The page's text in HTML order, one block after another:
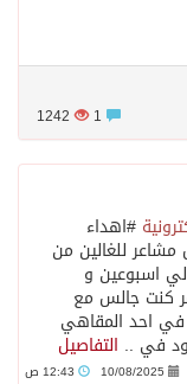
1242
‫#اهداء‬
للغالين من
اسبوعين و
كنت جالس مع
احد المقاهي
في .. التفاصيل
10/08/2025